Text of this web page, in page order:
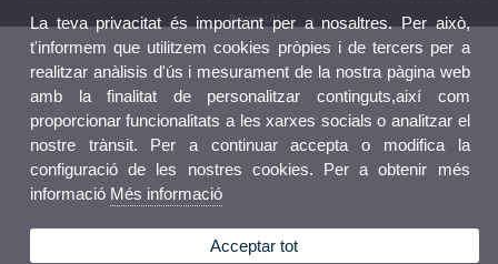
Bústia UV
La teva privacitat és important per a nosaltres. Per això,
t'informem que utilitzem cookies pròpies i de tercers per a
realitzar anàlisis d'ús i mesurament de la nostra pàgina web
amb la finalitat de personalitzar continguts,així com
proporcionar funcionalitats a les xarxes socials o analitzar el
nostre trànsit. Per a continuar accepta o modifica la
configuració de les nostres cookies. Per a obtenir més
informació Més informació
Acceptar tot